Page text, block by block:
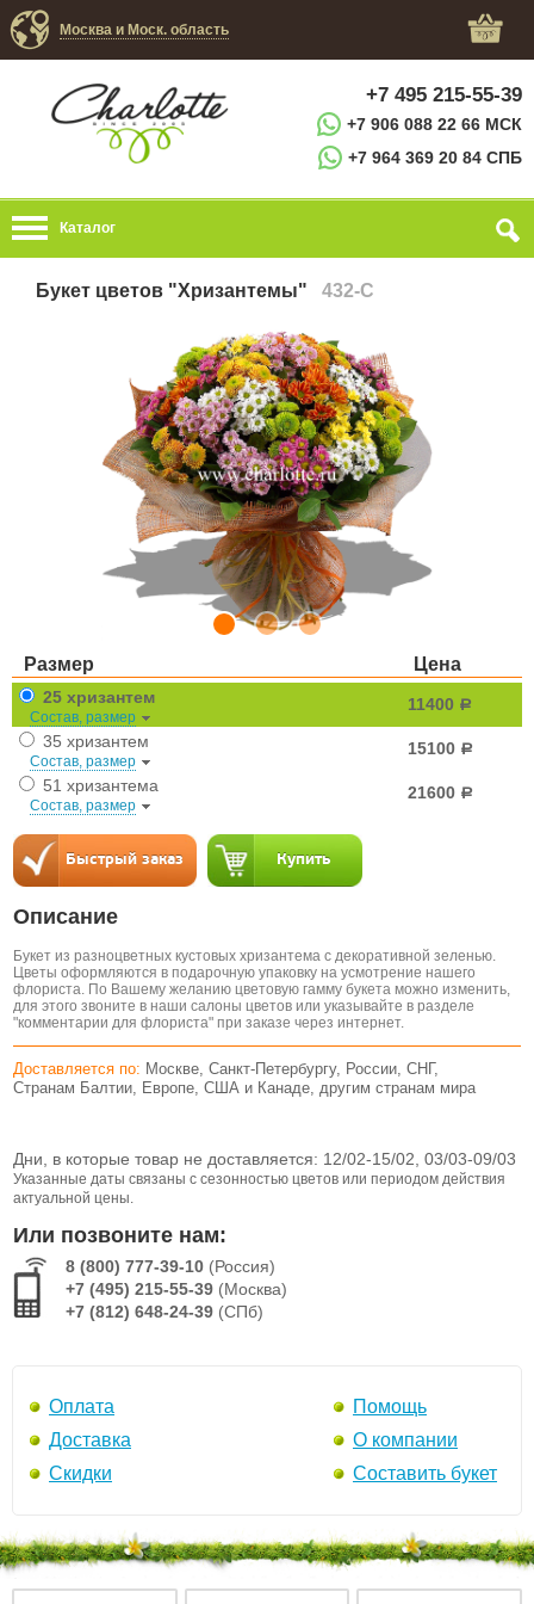
Москва и Моск. область
+7 495 215-55-39
+7 906 088 22 66 МСК
+7 964 369 20 84 СПБ
Каталог
Букет цветов "Хризантемы" 432-C
Размер Цена
25 хризантем
Состав, размер
11400 a
35 хризантем
Состав, размер
15100 a
51 хризантема
Состав, размер
21600 a
Описание
Букет из разноцветных кустовых хризантема с декоративной зеленью.
Цветы оформляются в подарочную упаковку на усмотрение нашего
флориста. По Вашему желанию цветовую гамму букета можно изменить,
для этого звоните в наши салоны цветов или указывайте в разделе
"комментарии для флориста" при заказе через интернет.
Доставляется по: Москве, Санкт-Петербургу, России, СНГ,
Странам Балтии, Европе, США и Канаде, другим странам мира
Дни, в которые товар не доставляется: 12/02-15/02, 03/03-09/03
Указанные даты связаны с сезонностью цветов или периодом действия
актуальной цены.
Или позвоните нам:
8 (800) 777-39-10 (Россия)
+7 (495) 215-55-39 (Москва)
+7 (812) 648-24-39 (СПб)
Оплата
Доставка
Скидки
Помощь
О компании
Составить букет